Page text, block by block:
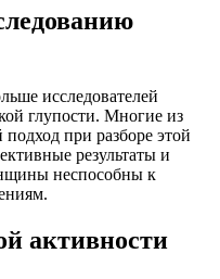
исследователей
глупости. Многие из
при разборе этой
результаты и
неспособны к
активности